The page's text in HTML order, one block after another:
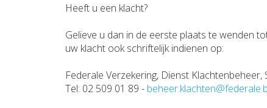
Heeft u een klacht?
Gelieve u dan in de eerste plaats te wenden
uw klacht ook schriftelijk indienen op:
Federale Verzekering, Dienst
Tel: 02 509 01 89 -